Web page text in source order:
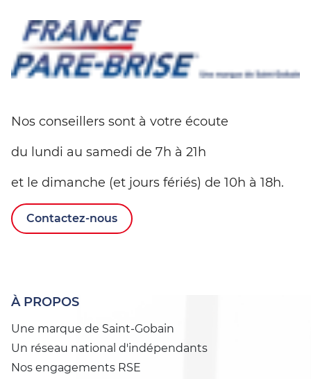
Nos conseillers sont à votre écoute
du lundi au samedi de 7h à 21h
et le dimanche (et jours fériés) de 10h à 18h.
Contactez-nous
À PROPOS
Une marque de Saint-Gobain
Un réseau national d'indépendants
Nos engagements RSE